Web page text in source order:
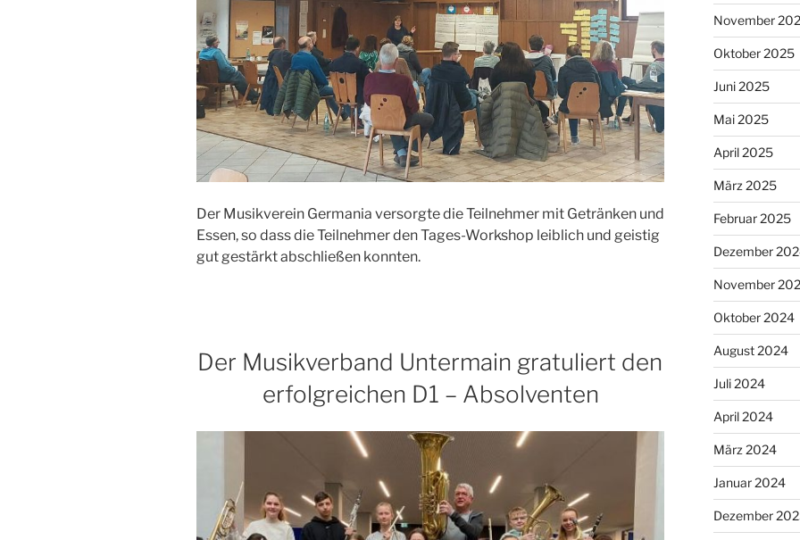
Der Musikverein Germania versorgte die Teilnehmer mit Getränken und
Essen, so dass die Teilnehmer den Tages-Workshop leiblich und geistig
gut gestärkt abschließen konnten.
Der Musikverband Untermain gratuliert den
erfolgreichen D1 – Absolventen
November
Oktober 2025
Juni 2025
Mai 2025
April 2025
März 2025
Februar 2025
Dezember
November
Oktober 2024
August 2024
Juli 2024
April 2024
März 2024
Januar 2024
Dezember